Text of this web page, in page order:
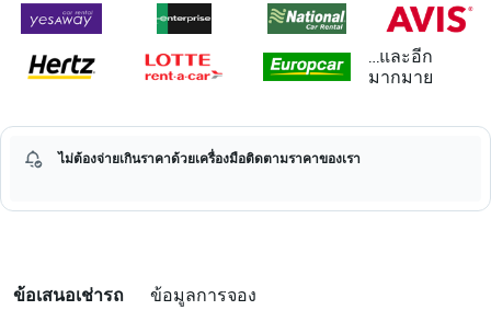
...และอีก
มากมาย
ไม่ต้องจ่ายเกินราคาด้วยเครื่องมือติดตามราคาของเรา
ข้อเสนอเช่ารถ ข้อมูลการจอง